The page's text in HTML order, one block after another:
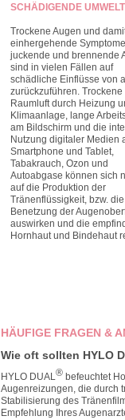
SCHÄDIGENDE
Trockene Augen und
einhergehende
juckende und brennende
sind in vielen Fällen auf
schädliche Einflüsse von
zurückzuführen. Trockene
Raumluft durch Heizung
Klimaanlage, lange
am Bildschirm und die
Nutzung digitaler Medien
Smartphone und Tablet,
Tabakrauch, Ozon und
Autoabgase können sich
auf die Produktion der
Tränenflüssigkeit, bzw. die
Benetzung der
auswirken und die
Hornhaut und Bindehaut
HÄUFIGE FRAGEN &
Wie oft sollten HYLO
HYLO DUAL®befeuchtet
Augenreizungen, die durch
Stabilisierung des
Empfehlung Ihres